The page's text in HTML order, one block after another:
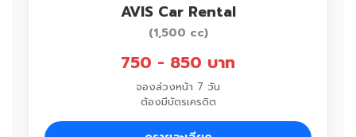
AVIS Car Rental
(1,500 cc)
750 - 850 บาท
จองล่วงหน้า 7 วัน
ต้องมีบัตรเครดิต